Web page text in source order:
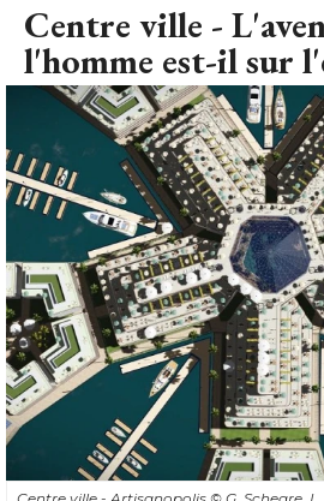
Centre ville -
l'homme est-il sur